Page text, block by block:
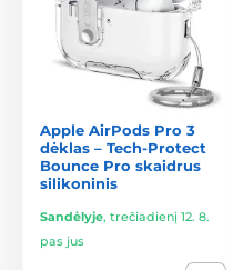
Apple AirPods Pro 3
dėklas – Tech-Protect
Bounce Pro skaidrus
silikoninis
Sandėlyje, trečiadienį 12. 8.
pas jus